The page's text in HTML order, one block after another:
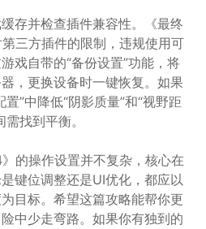
存并检查插件兼容性。《最终
三方插件的限制，违规使用可
戏自带的“备份设置”功能，将
，更换设备时一键恢复。如果
”中降低“阴影质量”和“视野距
找到平衡。
的操作设置并不复杂，核心在
键位调整还是UI优化，都应以
目标。希望这篇攻略能帮你更
中少走弯路。如果你有独到的